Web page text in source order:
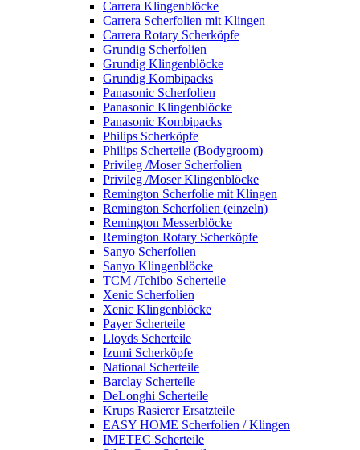
Carrera Klingenblöcke
Carrera Scherfolien mit Klingen
Carrera Rotary Scherköpfe
Grundig Scherfolien
Grundig Klingenblöcke
Grundig Kombipacks
Panasonic Scherfolien
Panasonic Klingenblöcke
Panasonic Kombipacks
Philips Scherköpfe
Philips Scherteile (Bodygroom)
Privileg /Moser Scherfolien
Privileg /Moser Klingenblöcke
Remington Scherfolie mit Klingen
Remington Scherfolien (einzeln)
Remington Messerblöcke
Remington Rotary Scherköpfe
Sanyo Scherfolien
Sanyo Klingenblöcke
TCM /Tchibo Scherteile
Xenic Scherfolien
Xenic Klingenblöcke
Payer Scherteile
Lloyds Scherteile
Izumi Scherköpfe
National Scherteile
Barclay Scherteile
DeLonghi Scherteile
Krups Rasierer Ersatzteile
EASY HOME Scherfolien / Klingen
IMETEC Scherteile